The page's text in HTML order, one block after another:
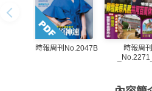
時報周刊No.2047B
時報周刊